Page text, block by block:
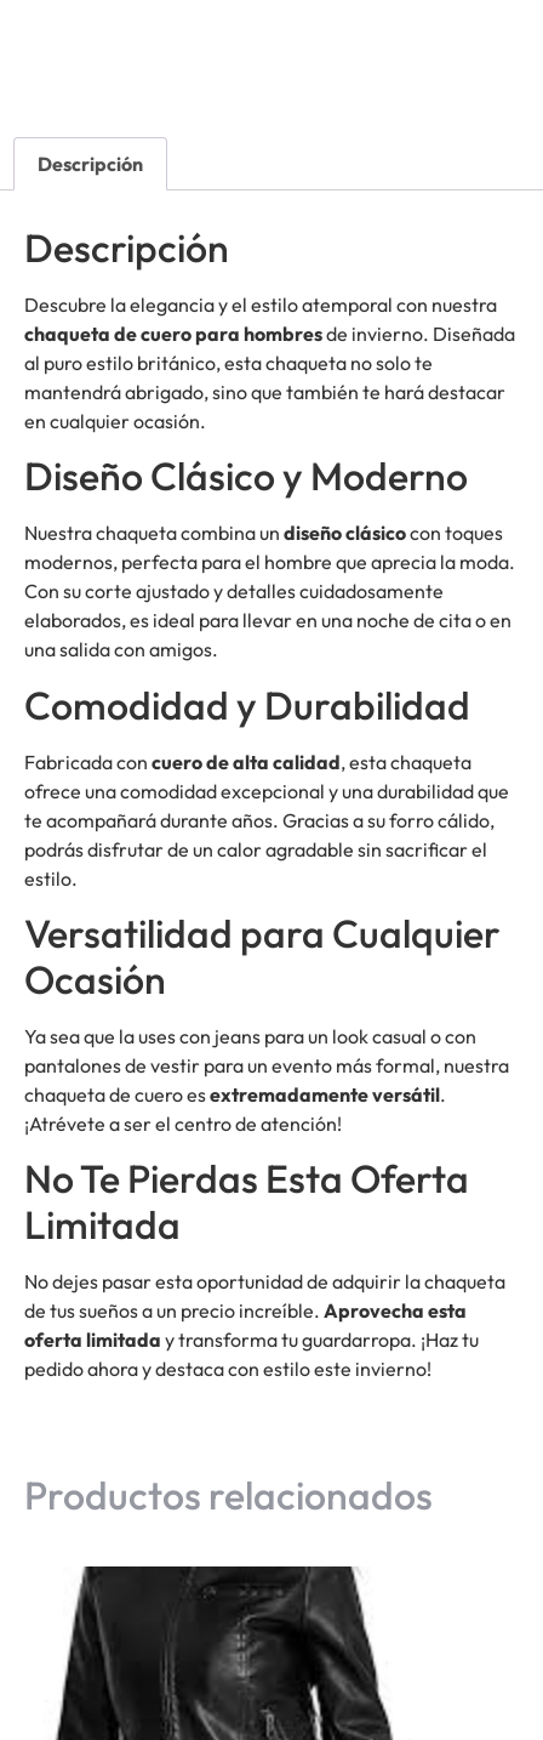
Descripción
Descripción
Descubre la elegancia y el estilo atemporal con nuestra
chaqueta de cuero para hombresde invierno. Diseñada
al puro estilo británico, esta chaqueta no solo te
mantendrá abrigado, sino que también te hará destacar
en cualquier ocasión.
Diseño Clásico y Moderno
Nuestra chaqueta combina un diseño clásicocon toques
modernos, perfecta para el hombre que aprecia la moda.
Con su corte ajustado y detalles cuidadosamente
elaborados, es ideal para llevar en una noche de cita o en
una salida con amigos.
Comodidad y Durabilidad
Fabricada con cuero de alta calidad, esta chaqueta
ofrece una comodidad excepcional y una durabilidad que
te acompañará durante años. Gracias a su forro cálido,
podrás disfrutar de un calor agradable sin sacrificar el
estilo.
Versatilidad para Cualquier
Ocasión
Ya sea que la uses con jeans para un look casual o con
pantalones de vestir para un evento más formal, nuestra
chaqueta de cuero esextremadamente versátil.
¡Atrévete a ser el centro de atención!
No Te Pierdas Esta Oferta
Limitada
No dejes pasar esta oportunidad de adquirir la chaqueta
de tus sueños a un precio increíble. Aprovecha esta
oferta limitada y transforma tu guardarropa. ¡Haz tu
pedido ahora y destaca con estilo este invierno!
Productos relacionados